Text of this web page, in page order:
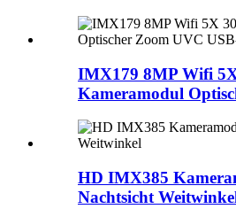
IMX179 8MP Wifi
Kameramodul
HD IMX385
Nachtsicht